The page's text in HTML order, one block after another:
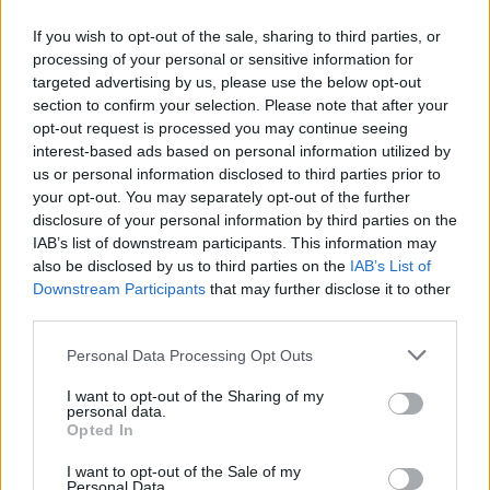
If you wish to opt-out of the sale, sharing to third parties, or
processing of your personal or sensitive information for
targeted advertising by us, please use the below opt-out
section to confirm your selection. Please note that after your
opt-out request is processed you may continue seeing
interest-based ads based on personal information utilized by
us or personal information disclosed to third parties prior to
your opt-out. You may separately opt-out of the further
disclosure of your personal information by third parties on the
IAB’s list of downstream participants. This information may
also be disclosed by us to third parties on the IAB’s List of
Downstream Participants that may further disclose it to other
Please note that this website/app uses one or more Google
not limited to your visit or usage behaviour. You may click to
grant or deny consent to Google and its third-party tags to
use your data for below specified purposes in below Google
consent section.
Personal Data Processing Opt Outs
I want to opt-out of the Sharing of my
personal data.
Opted In
I want to opt-out of the Sale of my
Calangianus, allarme sul centro accoglienza
minori, Albieri: “Episodi gravissimi”
Gallura, finti clienti svuotano le suite: furto da
50mila nel resort
Meteo Olbia 7 agosto, sole e caldo tornano
protagonisti